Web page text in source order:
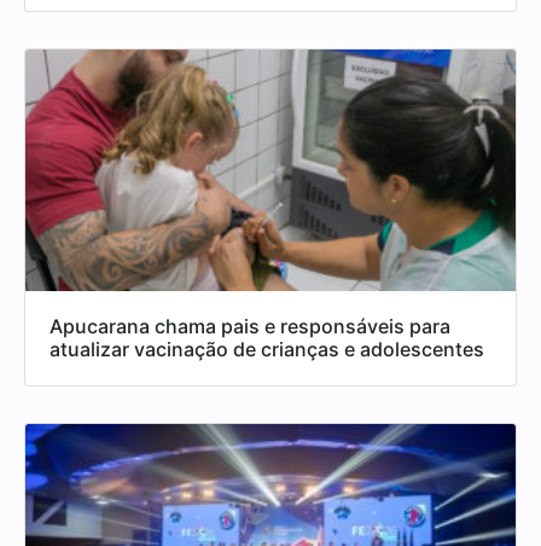
Apucarana chama pais e responsáveis para
atualizar vacinação de crianças e adolescentes